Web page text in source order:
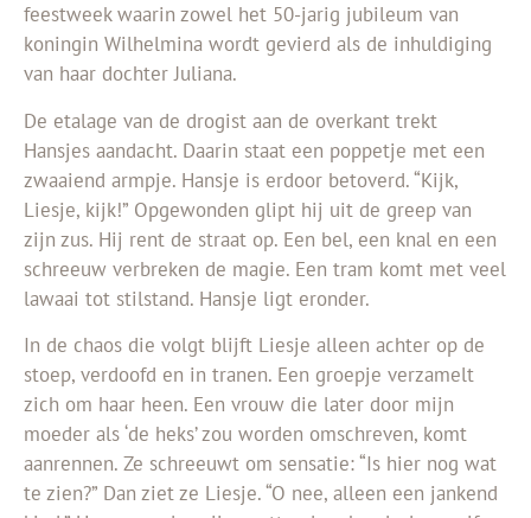
feestweek waarin zowel het 50-jarig jubileum van
koningin Wilhelmina wordt gevierd als de inhuldiging
van haar dochter Juliana.
De etalage van de drogist aan de overkant trekt
Hansjes aandacht. Daarin staat een poppetje met een
zwaaiend armpje. Hansje is erdoor betoverd. “Kijk,
Liesje, kijk!” Opgewonden glipt hij uit de greep van
zijn zus. Hij rent de straat op. Een bel, een knal en een
schreeuw verbreken de magie. Een tram komt met veel
lawaai tot stilstand. Hansje ligt eronder.
In de chaos die volgt blijft Liesje alleen achter op de
stoep, verdoofd en in tranen. Een groepje verzamelt
zich om haar heen. Een vrouw die later door mijn
moeder als ‘de heks’ zou worden omschreven, komt
aanrennen. Ze schreeuwt om sensatie: “Is hier nog wat
te zien?” Dan ziet ze Liesje. “O nee, alleen een jankend